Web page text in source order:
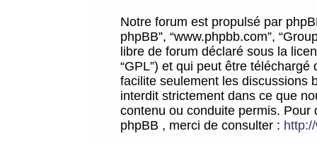
Notre forum est propulsé par
phpBB”, “www.phpbb.com”,
libre de forum déclaré sous la
“GPL”) et qui peut être téléchargé
facilite seulement les discussions
interdit strictement dans ce que
contenu ou conduite permis.
phpBB , merci de consulter :